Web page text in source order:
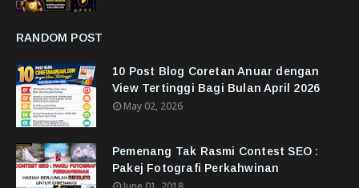
RANDOM POST
10 Post Blog Coretan Anuar dengan
View Tertinggi Bagi Bulan April 2026
May 02, 2026
Pemenang Tak Rasmi Contest SEO :
Pakej Fotografi Perkahwinan